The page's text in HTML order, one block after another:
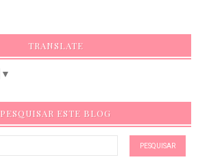
TRANSLATE
▼
PESQUISAR ESTE BLOG